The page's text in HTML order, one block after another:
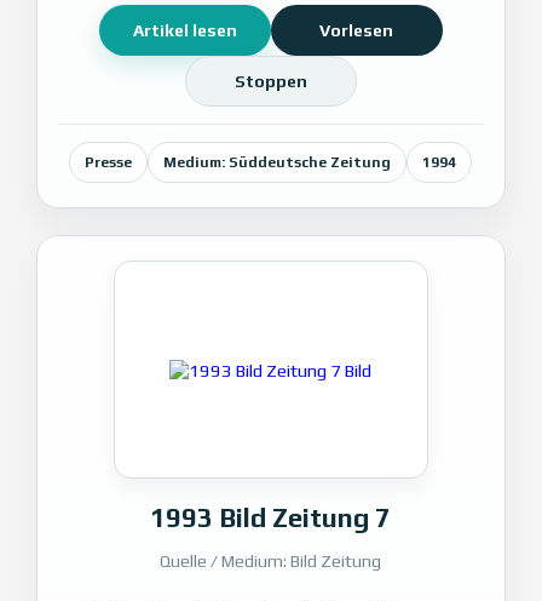
Artikel lesen Vorlesen
Stoppen
Presse Medium: Süddeutsche Zeitung 1994
1993 Bild Zeitung 7
Quelle / Medium: Bild Zeitung